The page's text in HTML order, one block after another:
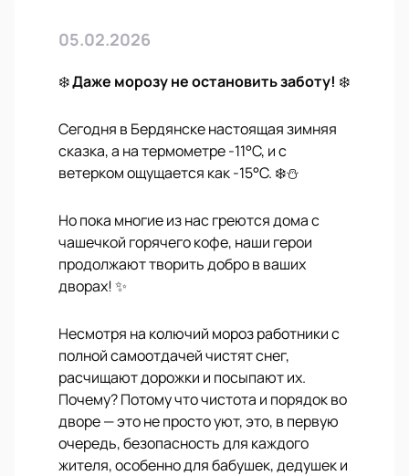
05.02.2026
❄️Даже морозу не остановить заботу! ❄️
Сегодня в Бердянске настоящая зимняя
сказка, а на термометре -11°С, и с
ветерком ощущается как -15°С. ❄️⛄️
Но пока многие из нас греются дома с
чашечкой горячего кофе, наши герои
продолжают творить добро в ваших
дворах! ✨
Несмотря на колючий мороз работники с
полной самоотдачей чистят снег,
расчищают дорожки и посыпают их.
Почему? Потому что чистота и порядок во
дворе — это не просто уют, это, в первую
очередь, безопасность для каждого
жителя, особенно для бабушек, дедушек и